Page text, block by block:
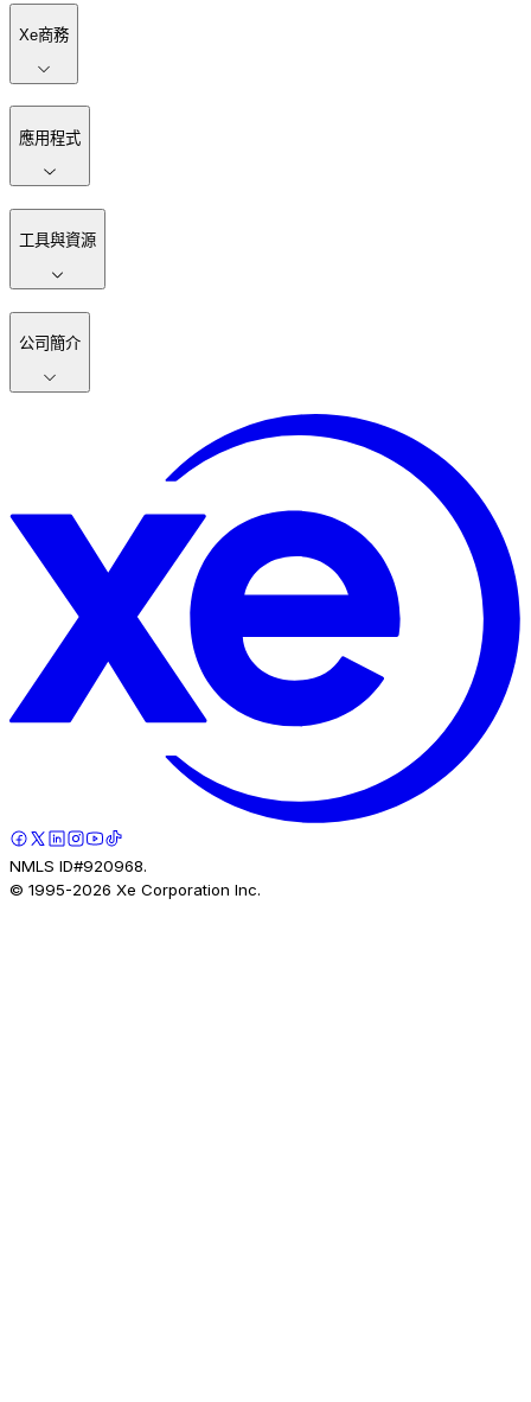
Xe商務
應用程式
工具與資源
公司簡介
NMLS ID#920968.
© 1995-2026 Xe Corporation Inc.